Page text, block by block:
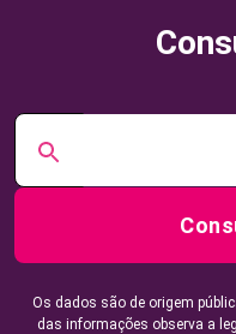
Os dados são de origem
das informações observa a